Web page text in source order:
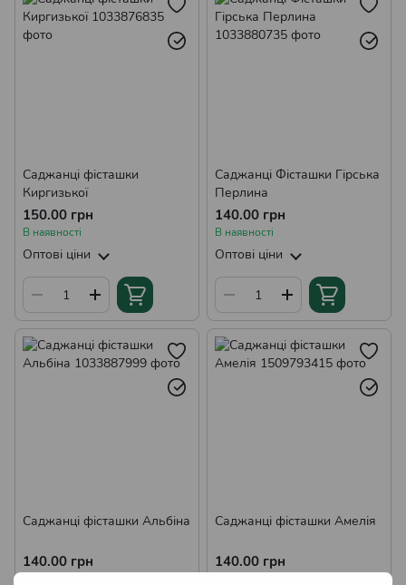
Саджанці фісташки
Киргизької
150.00 грн
В наявності
Оптові ціни
Саджанці Фісташки Гірська
Перлина
140.00 грн
В наявності
Оптові ціни
Саджанці фісташки Альбіна
140.00 грн
Саджанці фісташки Амелія
140.00 грн